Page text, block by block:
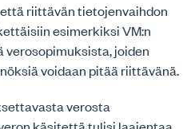
riittävän tietojenvaihdon
esimerkiksi VM:n
joiden
voidaan pitää riittävänä.
verosta